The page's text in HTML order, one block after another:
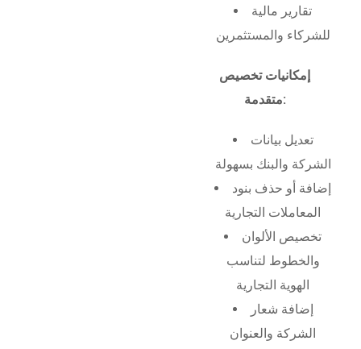
تقارير مالية
للشركاء والمستثمرين
إمكانيات تخصيص
متقدمة:
تعديل بيانات
الشركة والبنك بسهولة
إضافة أو حذف بنود
المعاملات التجارية
تخصيص الألوان
والخطوط لتناسب
الهوية التجارية
إضافة شعار
الشركة والعنوان